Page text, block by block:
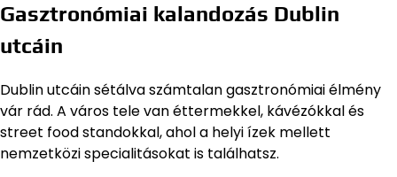
Gasztronómiai kalandozás Dublin
utcáin
Dublin utcáin sétálva számtalan gasztronómiai élmény
vár rád. A város tele van éttermekkel, kávézókkal és
street food standokkal, ahol a helyi ízek mellett
nemzetközi specialitásokat is találhatsz.